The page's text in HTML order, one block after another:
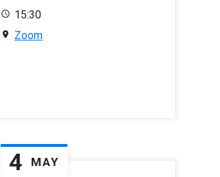
15:30
Zoom
4 MAY